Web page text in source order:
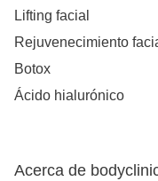
Lifting facial
Rejuvenecimiento
Botox
Ácido hialurónico
Acerca de